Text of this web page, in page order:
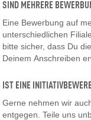
SIND MEHRERE
Eine Bewerbung auf
unterschiedlichen
bitte sicher, dass Du
Deinem Anschreiben
IST EINE
Gerne nehmen wir
entgegen. Teile uns